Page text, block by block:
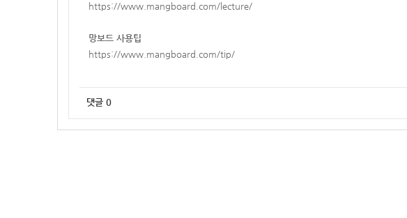
https://www.mangboard.com/lecture/
망보드 사용팁
https://www.mangboard.com/tip/
댓글 0